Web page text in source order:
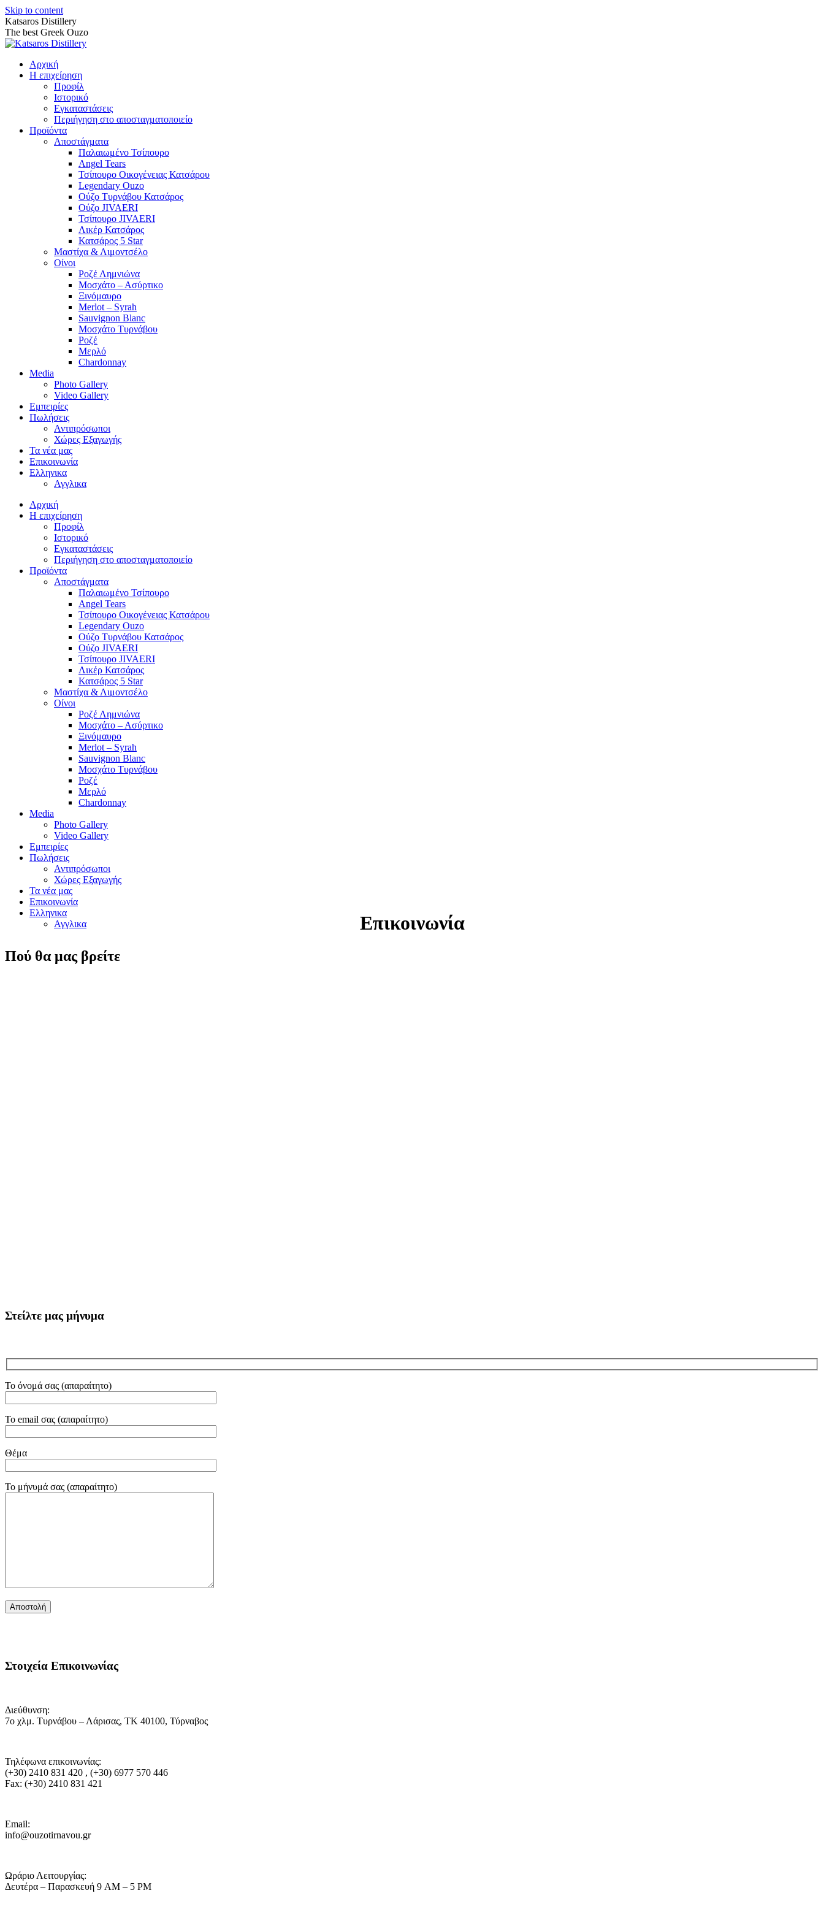
Skip to content
Katsaros Distillery
The best Greek Ouzo
Αρχική
Η επιχείρηση
Προφίλ
Ιστορικό
Εγκαταστάσεις
Περιήγηση στο αποσταγματοποιείο
Προϊόντα
Αποστάγματα
Παλαιωμένο Τσίπουρο
Angel Tears
Τσίπουρο Οικογένειας Κατσάρου
Legendary Ouzo
Ούζο Τυρνάβου Κατσάρος
Ούζο JIVAERI
Τσίπουρο JIVAERI
Λικέρ Κατσάρος
Κατσάρος 5 Star
Μαστίχα & Λιμοντσέλο
Οίνοι
Ροζέ Λημνιώνα
Μοσχάτο – Ασύρτικο
Ξινόμαυρο
Merlot – Syrah
Sauvignon Blanc
Μοσχάτο Τυρνάβου
Ροζέ
Μερλό
Chardonnay
Media
Photo Gallery
Video Gallery
Εμπειρίες
Πωλήσεις
Αντιπρόσωποι
Χώρες Εξαγωγής
Τα νέα μας
Επικοινωνία
Ελληνικα
Αγγλικα
Αρχική
Η επιχείρηση
Προφίλ
Ιστορικό
Εγκαταστάσεις
Περιήγηση στο αποσταγματοποιείο
Προϊόντα
Αποστάγματα
Παλαιωμένο Τσίπουρο
Angel Tears
Τσίπουρο Οικογένειας Κατσάρου
Legendary Ouzo
Ούζο Τυρνάβου Κατσάρος
Ούζο JIVAERI
Τσίπουρο JIVAERI
Λικέρ Κατσάρος
Κατσάρος 5 Star
Μαστίχα & Λιμοντσέλο
Οίνοι
Ροζέ Λημνιώνα
Μοσχάτο – Ασύρτικο
Ξινόμαυρο
Merlot – Syrah
Sauvignon Blanc
Μοσχάτο Τυρνάβου
Ροζέ
Μερλό
Chardonnay
Media
Photo Gallery
Video Gallery
Εμπειρίες
Πωλήσεις
Αντιπρόσωποι
Χώρες Εξαγωγής
Τα νέα μας
Επικοινωνία
Ελληνικα
Αγγλικα
Επικοινωνία
Πού θα μας βρείτε
Στείλτε μας μήνυμα
Το όνομά σας (απαραίτητο)
Το email σας (απαραίτητο)
Θέμα
Το μήνυμά σας (απαραίτητο)
Στοιχεία Επικοινωνίας
Διεύθυνση:
7ο χλμ. Τυρνάβου – Λάρισας, ΤΚ 40100, Τύρναβος
Τηλέφωνα επικοινωνίας:
(+30) 2410 831 420 , (+30) 6977 570 446
Fax: (+30) 2410 831 421
Email:
info@ouzotirnavou.gr
Ωράριο Λειτουργίας:
Δευτέρα – Παρασκευή 9 AM – 5 PM